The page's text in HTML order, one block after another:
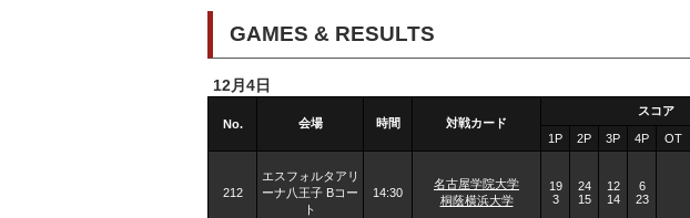
GAMES & RESULTS
12月4日
No. 会場 時間 対戦カード
スコア
1P 2P 3P 4P OT
212
エスフォルタアリ
ーナ八王子 Bコー
ト
14:30
名古屋学院大学
桐蔭横浜大学
19
3
24
15
12
14
6
23